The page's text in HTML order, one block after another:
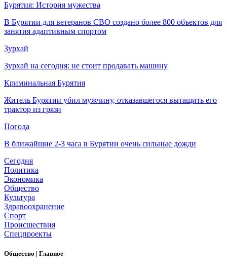
Бурятия: История мужества
В Бурятии для ветеранов СВО создано более 800 объектов для
занятия адаптивным спортом
Зурхай
Зурхай на сегодня: не стоит продавать машину
Криминальная Бурятия
Житель Бурятии убил мужчину, отказавшегося вытащить его
трактор из грязи
Погода
В ближайшие 2-3 часа в Бурятии очень сильные дожди
Сегодня
Политика
Экономика
Общество
Культура
Здравоохранение
Спорт
Происшествия
Спецпроекты
Общество | Главное